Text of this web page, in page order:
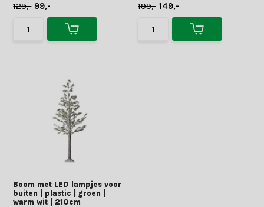
129,- 99,-
199,- 149,-
Boom met LED lampjes voor
buiten | plastic | groen |
warm wit | 210cm